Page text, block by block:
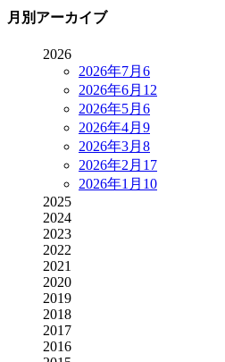
月別アーカイブ
2026
2026年7月 6
2026年6月 12
2026年5月 6
2026年4月 9
2026年3月 8
2026年2月 17
2026年1月 10
2025
2024
2023
2022
2021
2020
2019
2018
2017
2016